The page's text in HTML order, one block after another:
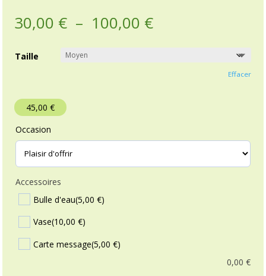
30,00 € – 100,00 €Plage
de
prix :
30,00 €
Taille
Effacer
45,00€
Occasion
Accessoires
Bulle d'eau(5,00 €)
Vase(10,00 €)
Carte message(5,00 €)
0,00 €